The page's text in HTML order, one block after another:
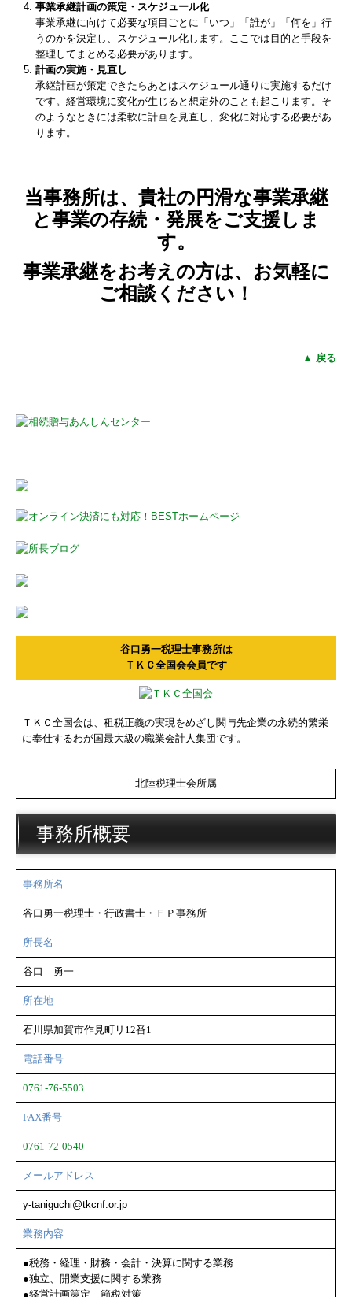
谷口勇一税理士事務所は
ＴＫＣ全国会会員です
ＴＫＣ全国会は、租税正義の実現をめざし関与先企業の永続的繁栄
に奉仕するわが国最大級の職業会計人集団です。
北陸税理士会所属
事務所概要
事務所名
谷口勇一税理士・行政書士・ＦＰ事務所
所長名
谷口 勇一
所在地
石川県加賀市作見町リ12番1
電話番号
0761-76-5503
FAX番号
0761-72-0540
メールアドレス
y-taniguchi@tkcnf.or.jp
業務内容
●税務・経理・財務・会計・決算に関する業務
●独立、開業支援に関する業務
●経営計画策定、節税対策
事業承継計画の策定・スケジュール化
事業承継に向けて必要な項目ごとに「いつ」「誰が」「何を」行
うのかを決定し、スケジュール化します。ここでは目的と手段を
整理してまとめる必要があります。
計画の実施・見直し
承継計画が策定できたらあとはスケジュール通りに実施するだけ
です。経営環境に変化が生じると想定外のことも起こります。そ
のようなときには柔軟に計画を見直し、変化に対応する必要があ
ります。
当事務所は、貴社の円滑な事業承継
と事業の存続・発展をご支援しま
す。
事業承継をお考えの方は、お気軽に
ご相談ください！
▲ 戻る